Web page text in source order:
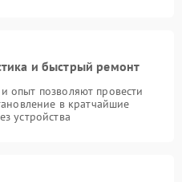
и быстрый ремонт
опыт позволяют провести
в кратчайшие
устройства